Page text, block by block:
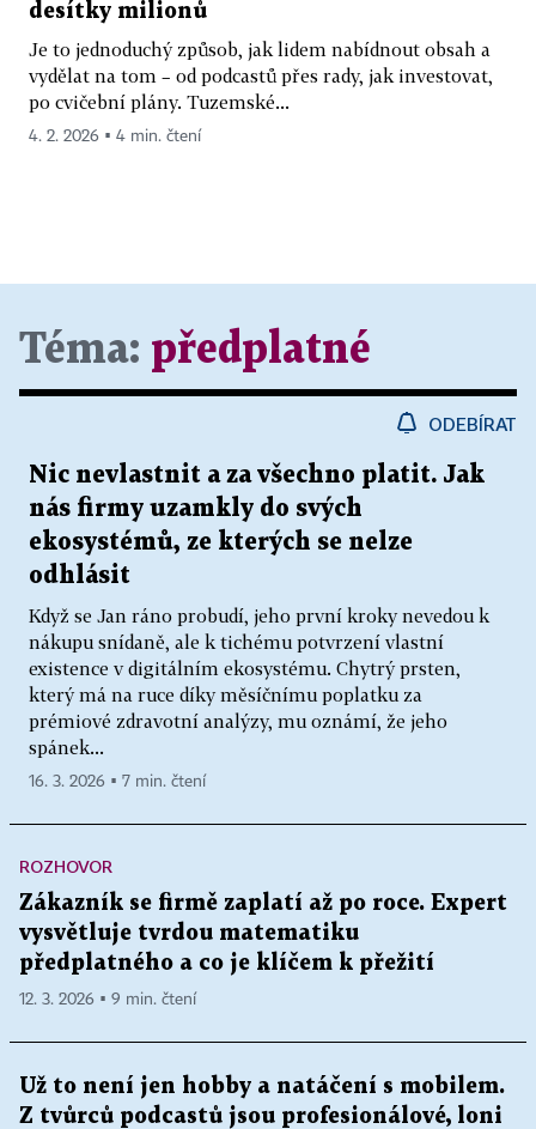
desítky milionů
Je to jednoduchý způsob, jak lidem nabídnout obsah a
vydělat na tom – od podcastů přes rady, jak investovat,
po cvičební plány. Tuzemské...
4. 2. 2026 ▪ 4 min. čtení
Téma: předplatné
ODEBÍRAT
Nic nevlastnit a za všechno platit. Jak
nás firmy uzamkly do svých
ekosystémů, ze kterých se nelze
odhlásit
Když se Jan ráno probudí, jeho první kroky nevedou k
nákupu snídaně, ale k tichému potvrzení vlastní
existence v digitálním ekosystému. Chytrý prsten,
který má na ruce díky měsíčnímu poplatku za
prémiové zdravotní analýzy, mu oznámí, že jeho
spánek...
16. 3. 2026 ▪ 7 min. čtení
ROZHOVOR
Zákazník se firmě zaplatí až po roce. Expert
vysvětluje tvrdou matematiku
předplatného a co je klíčem k přežití
12. 3. 2026 ▪ 9 min. čtení
Už to není jen hobby a natáčení s mobilem.
Z tvůrců podcastů jsou profesionálové, loni